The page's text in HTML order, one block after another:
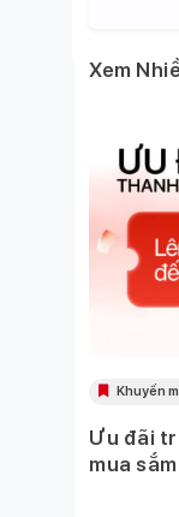
Xem
Khuyến
Ưu đãi
mua